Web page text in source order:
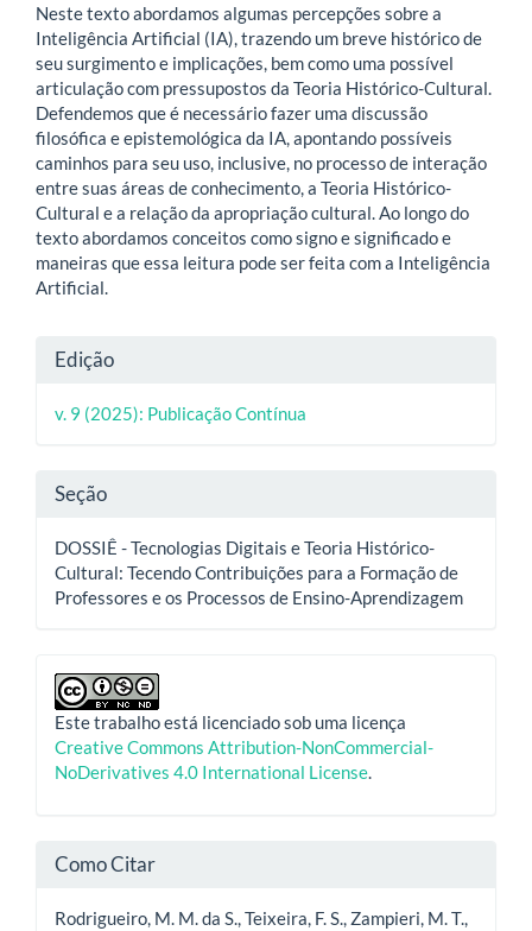
Neste texto abordamos algumas percepções sobre a
Inteligência Artificial (IA), trazendo um breve histórico de
seu surgimento e implicações, bem como uma possível
articulação com pressupostos da Teoria Histórico-Cultural.
Defendemos que é necessário fazer uma discussão
filosófica e epistemológica da IA, apontando possíveis
caminhos para seu uso, inclusive, no processo de interação
entre suas áreas de conhecimento, a Teoria Histórico-
Cultural e a relação da apropriação cultural. Ao longo do
texto abordamos conceitos como signo e significado e
maneiras que essa leitura pode ser feita com a Inteligência
Artificial.
Detalhes
do
artigo
Edição
v. 9 (2025): Publicação Contínua
Seção
DOSSIÊ - Tecnologias Digitais e Teoria Histórico-
Cultural: Tecendo Contribuições para a Formação de
Professores e os Processos de Ensino-Aprendizagem
Este trabalho está licenciado sob uma licença
Creative Commons Attribution-NonCommercial-
NoDerivatives 4.0 International License
Como Citar
Rodrigueiro, M. M. da S., Teixeira, F. S., Zampieri, M. T.,